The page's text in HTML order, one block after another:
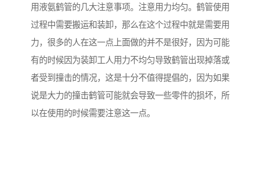
用液氨鹤管的几大注意事项。注意用力均匀。鹤管使用
过程中需要搬运和装卸，那么在这个过程中就是需要用
力，很多的人在这一点上面做的并不是很好，因为可能
有的时候因为装卸工人用力不均匀导致鹤管出现掉落或
者受到撞击的情况，这是十分不值得提倡的，因为如果
说是大力的撞击鹤管可能就会导致一些零件的损坏，所
以在使用的时候需要注意这一点。